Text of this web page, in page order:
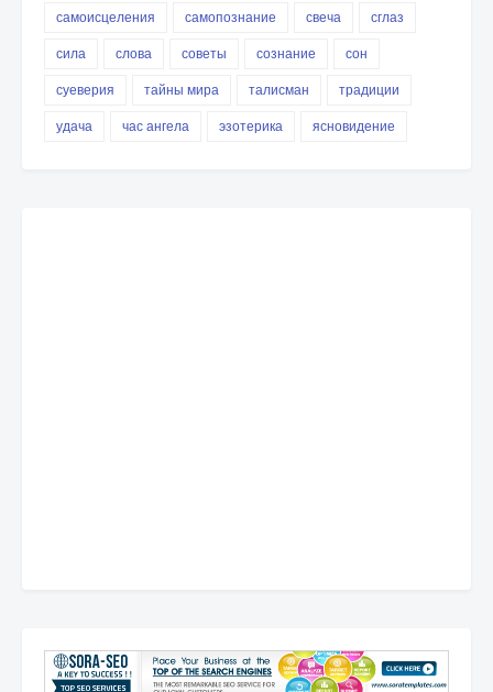
самоисцеления
самопознание свеча
сглаз
сила
слова советы сознание
сон
суеверия
тайны мира талисман
традиции
удача
час ангела эзотерика ясновидение